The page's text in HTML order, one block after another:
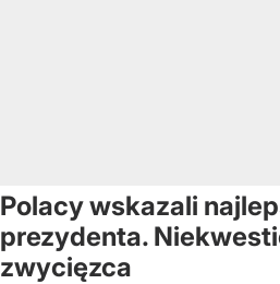
Polacy wskazali
prezydenta.
zwycięzca